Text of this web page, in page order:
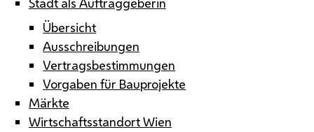
Übersicht
Ausschreibungen
Vertragsbestimmungen
Vorgaben für Bauprojekte
Märkte
Wirtschaftsstandort Wien